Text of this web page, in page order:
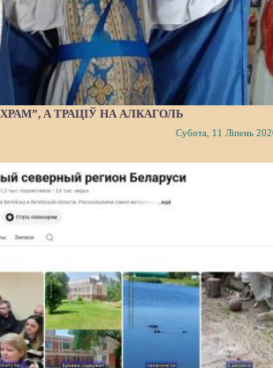
А ТРАЦІЎ НА АЛКАГОЛЬ
Субота, 11 Ліпень